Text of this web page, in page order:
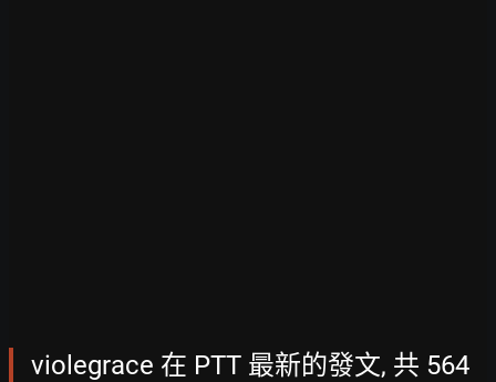
violegrace 在 PTT 最新的發文, 共 564